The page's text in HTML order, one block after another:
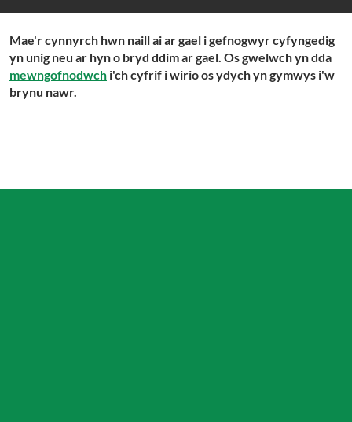
Mae'r cynnyrch hwn naill ai ar gael i gefnogwyr cyfyngedig
yn unig neu ar hyn o bryd ddim ar gael. Os gwelwch yn dda
mewngofnodwch i'ch cyfrif i wirio os ydych yn gymwys i'w
brynu nawr.